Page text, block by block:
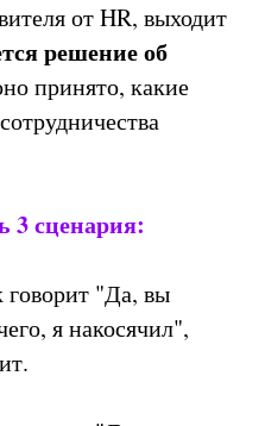
от HR, выходит
решение об
принято, какие
3 сценария:
говорит "Да, вы
я накосячил",